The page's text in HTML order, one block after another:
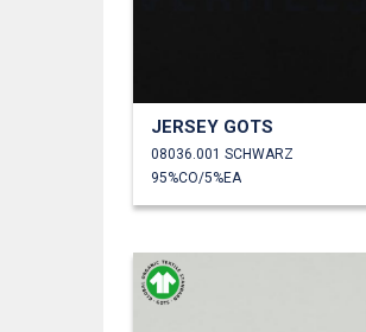
JERSEY GOTS
08036.001 SCHWARZ
95%CO/5%EA